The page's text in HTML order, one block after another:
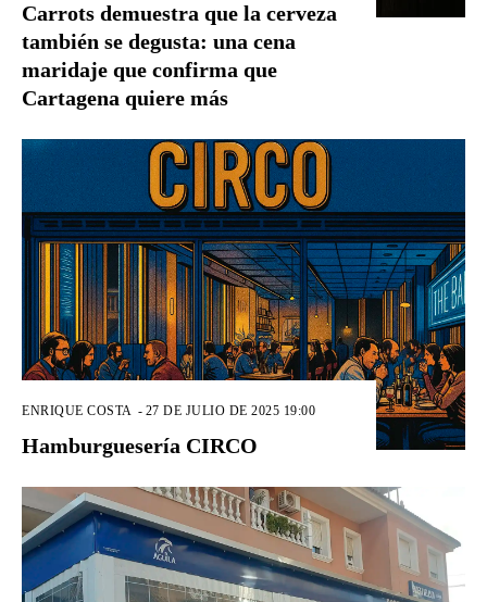
Carrots demuestra que la cerveza
también se degusta: una cena
maridaje que confirma que
Cartagena quiere más
ENRIQUE COSTA - 27 DE JULIO DE 2025 19:00
Hamburguesería CIRCO